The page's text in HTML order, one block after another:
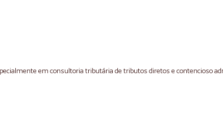
em consultoria tributária de tributos diretos e contencioso